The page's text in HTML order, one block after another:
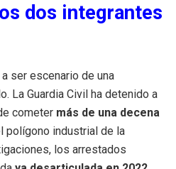
dos integrantes
ser escenario de una
La Guardia Civil ha detenido a
cometer más de una decena
polígono industrial de la
los arrestados